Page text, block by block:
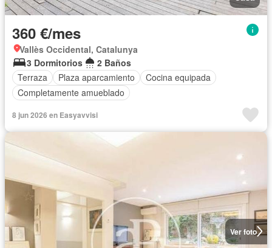
360 €/mes
Vallès Occidental, Catalunya
3 Dormitorios
2 Baños
Terraza
Plaza aparcamiento
Cocina equipada
Completamente amueblado
8 jun 2026 en Easyavvisi
Ver foto